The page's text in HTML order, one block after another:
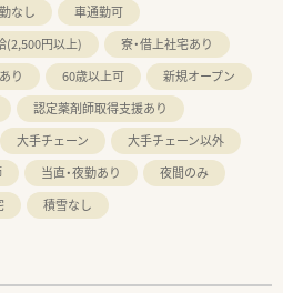
なし
車通勤可
(2,500円以上)
寮・借上社宅あり
り 60歳以上可
新規オープン
認定薬剤師取得支援あり
大手チェーン
大手チェーン以外
当直・夜勤あり
夜間のみ
積雪なし